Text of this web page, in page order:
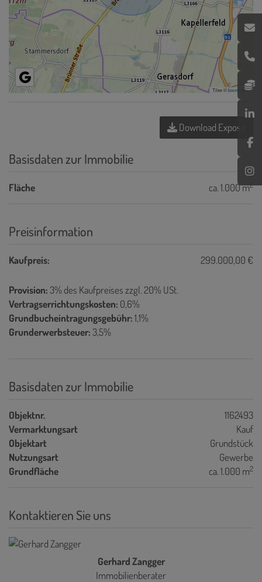
Tiles ©basemap.at
Download Expose
Basisdaten zur Immobilie
Fläche ca. 1.000 m2
Preisinformation
Kaufpreis: 299.000,00 €
Provision:3% des Kaufpreises zzgl. 20% USt.
Vertragserrichtungskosten: 0,6%
Grundbucheintragungsgebühr:1,1%
Grunderwerbsteuer:3,5%
Basisdaten zur Immobilie
Objektnr.
1162493
Vermarktungsart
Kauf
Objektart
Grundstück
Nutzungsart
Gewerbe
Grundfläche
ca. 1.000 m2
Kontaktieren Sie uns
Gerhard Zangger
Immobilienberater